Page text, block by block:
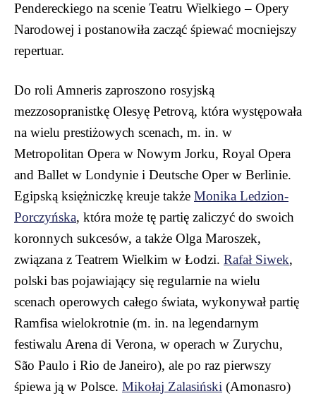
Pendereckiego na scenie Teatru Wielkiego – Opery
Narodowej i postanowiła zacząć śpiewać mocniejszy
repertuar.
Do roli Amneris zaproszono rosyjską
mezzosopranistkę Olesyę Petrovą, która występowała
na wielu prestiżowych scenach, m. in. w
Metropolitan Opera w Nowym Jorku, Royal Opera
and Ballet w Londynie i Deutsche Oper w Berlinie.
Egipską księżniczkę kreuje także Monika Ledzion-
Porczyńska, która może tę partię zaliczyć do swoich
koronnych sukcesów, a także Olga Maroszek,
związana z Teatrem Wielkim w Łodzi. Rafał Siwek,
polski bas pojawiający się regularnie na wielu
scenach operowych całego świata, wykonywał partię
Ramfisa wielokrotnie (m. in. na legendarnym
festiwalu Arena di Verona, w operach w Zurychu,
São Paulo i Rio de Janeiro), ale po raz pierwszy
śpiewa ją w Polsce. Mikołaj Zalasiński (Amonasro)